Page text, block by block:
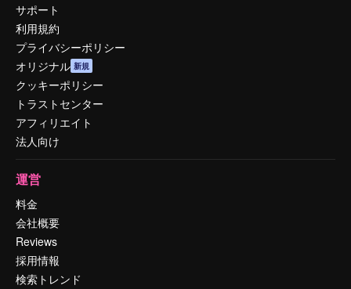
サポート
利用規約
プライバシーポリシー
オリジナル 新規
クッキーポリシー
トラストセンター
アフィリエイト
法人向け
運営
料金
会社概要
Reviews
採用情報
検索トレンド